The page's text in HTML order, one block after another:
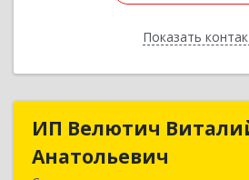
ПоказатьНазад
ИП Велютич
Анатольевич
ИП